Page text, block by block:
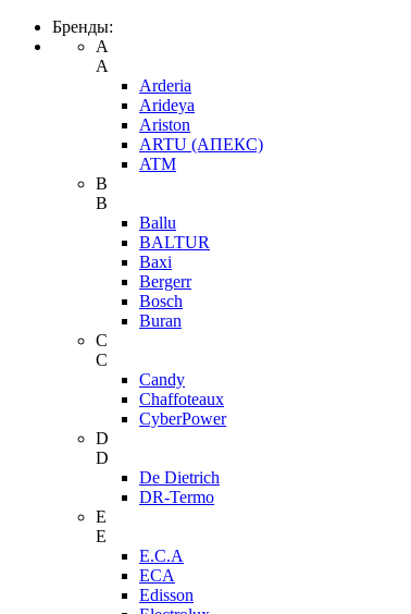
Бренды:
A
A
Arderia
Arideya
Ariston
ARTU (АПЕКС)
ATM
B
B
Ballu
BALTUR
Baxi
Bergerr
Bosch
Buran
C
C
Candy
Chaffoteaux
CyberPower
D
D
De Dietrich
DR-Termo
E
E
E.C.A
ECA
Edisson